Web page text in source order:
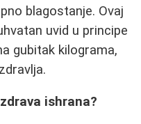
blagostanje. Ovaj
uvid u principe
gubitak kilograma,
ishrana?